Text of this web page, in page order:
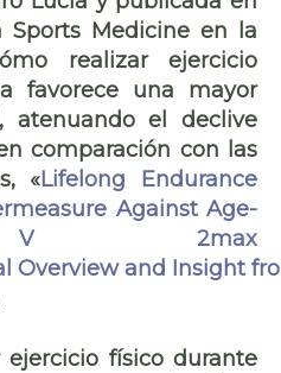
Sports Medicine en la
realizar ejercicio
favorece una mayor
atenuando el declive
comparación con las
«Lifelong Endurance
Against Age-
V 2max
Overview and Insight
físico durante